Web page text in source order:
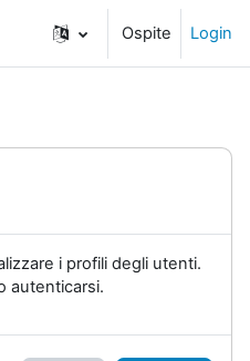
Ospite Login
i profili degli utenti.
autenticarsi.